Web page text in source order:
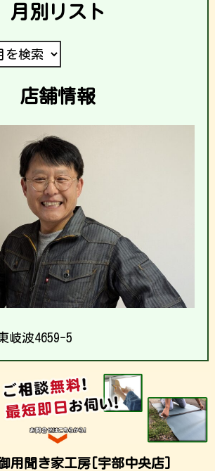
月別リスト
店舗情報
岐波4659-5
用聞き家工房[宇部中央店]